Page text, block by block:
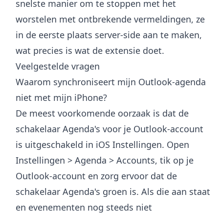
snelste manier om te stoppen met het
worstelen met ontbrekende vermeldingen, ze
in de eerste plaats server-side aan te maken,
wat precies is wat de extensie doet.
Veelgestelde vragen
Waarom synchroniseert mijn Outlook-agenda
niet met mijn iPhone?
De meest voorkomende oorzaak is dat de
schakelaar Agenda's voor je Outlook-account
is uitgeschakeld in iOS Instellingen. Open
Instellingen > Agenda > Accounts, tik op je
Outlook-account en zorg ervoor dat de
schakelaar Agenda's groen is. Als die aan staat
en evenementen nog steeds niet